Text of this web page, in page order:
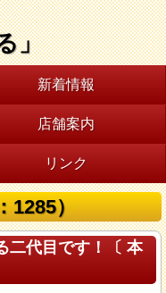
」
新着情報
店舗案内
リンク
1285）
二代目です！〔 本